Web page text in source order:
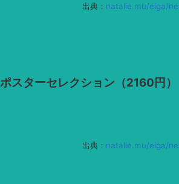
出典： natalie.mu/eiga/
ポスターセレクション（2160円）
出典： natalie.mu/eiga/